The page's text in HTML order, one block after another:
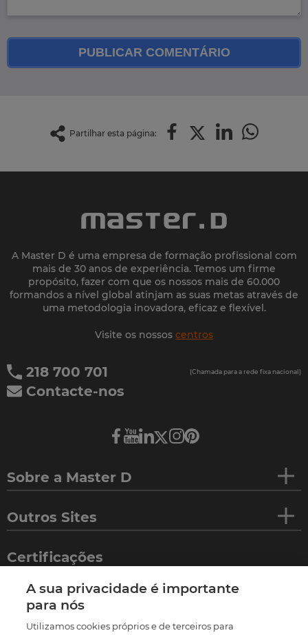
PUBLICAR COMENTÁRIO
Partilhar esta página:
A Master D é uma empresa de formação profissional com
mais de 30 anos de experiência. Temos um firme
propósito, fazer com que os nossos mais de 60.000
formandos a nível global atinjam as suas metas através de
uma metodologia inovadora, eficaz e flexível.
Visite os nossos centros
218 700 701 (Chamada para a rede fixa nacional)
Contacte-nos
Sobre a Master D
Outros Sites
Certificações
A sua privacidade é importante
para nós
Utilizamos cookies próprios e de terceiros para